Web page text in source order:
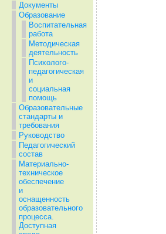
Документы
Образование
Воспитательная
работа
Методическая
деятельность
Психолого-
педагогическая
и
социальная
помощь
Образовательные
стандарты и
требования
Руководство
Педагогический
состав
Материально-
техническое
обеспечение
и
оснащенность
образовательного
процесса.
Доступная